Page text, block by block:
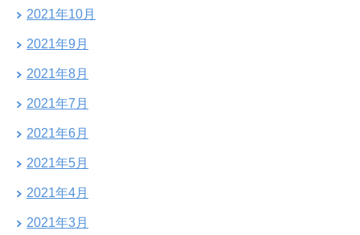
2021年10月
2021年9月
2021年8月
2021年7月
2021年6月
2021年5月
2021年4月
2021年3月